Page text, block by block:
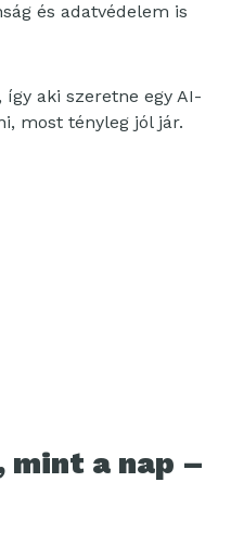
és adatvédelem is
így aki szeretne egy AI-
most tényleg jól jár.
mint a nap –